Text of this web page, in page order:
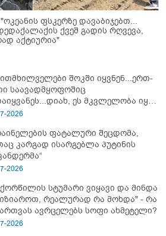
ფსკერზე დავაბიჯებთ...
ქვეშ გადის რღვევა,
აქტიურია"
შოკში იყვნენ...ერთ-
საავადმყოფოშიც
ეს მკვლელობა იყო"
დატრიალებული ტრაგედიის
2026
ფატალური შეცდომა,
კარგად ისარგებლა პუტინის
2026
სტუმარი ვიყავი და მინდა
რეალურად რა მოხდა" - რა
ავრცელებს სოფი ახმეტელი?
2026